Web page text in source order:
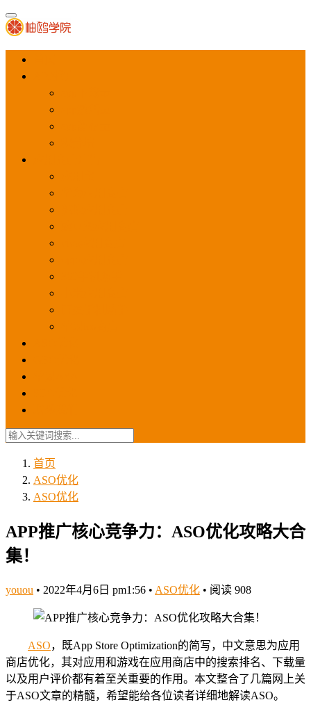
首页
ASO优化
ASO优化
APP推广核心竞争力：ASO优化攻略大合
集！
youou • 2022年4月6日 pm1:56 • ASO优化 • 阅读 908
ASO，既App Store Optimization的简写，中文意思为应用
商店优化，其对应用和游戏在应用商店中的搜索排名、下载量
以及用户评价都有着至关重要的作用。本文整合了几篇网上关
于ASO文章的精髓，希望能给各位读者详细地解读ASO。